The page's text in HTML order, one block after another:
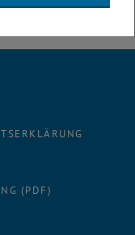
(PDF)